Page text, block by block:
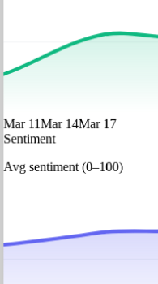
Mar 11Mar 14Mar 17
Sentiment
Avg sentiment (0–100)